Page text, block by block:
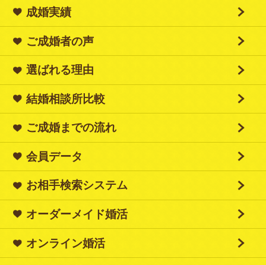
成婚実績
ご成婚者の声
選ばれる理由
結婚相談所比較
ご成婚までの流れ
会員データ
お相手検索システム
オーダーメイド婚活
オンライン婚活